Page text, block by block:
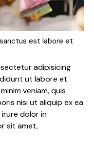
est labore et
adipisicing
ut labore et
veniam, quis
nisi ut aliquip ex ea
dolor in
sit amet,